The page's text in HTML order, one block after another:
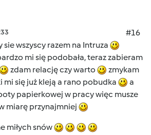
#16
wszyscy razem na Intruza
mi się podobała, teraz zabieram
zdam relację czy warto
zmykam
mi się już kleją a rano pobudka
a
papierkowej w pracy więc musze
miarę przynajmniej
miłych snów